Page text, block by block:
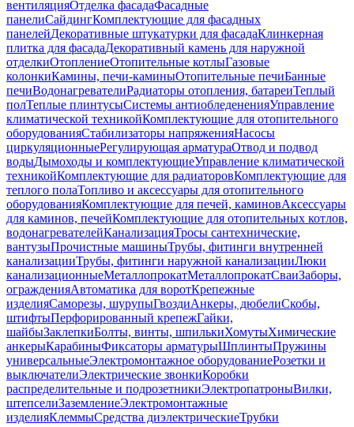
вентиляцияОтделка фасадаФасадные
панелиСайдингКомплектующие для фасадных
панелейДекоративные штукатурки для фасадаКлинкерная
плитка для фасадаДекоративный камень для наружной
отделкиОтоплениеОтопительные котлыГазовые
колонкиКамины, печи-каминыОтопительные печиБанные
печиВодонагревателиРадиаторы отопления, батареиТеплый
полТеплые плинтусыСистемы антиобледененияУправление
климатической техникойКомплектующие для отопительного
оборудованияСтабилизаторы напряженияНасосы
циркуляционныеРегулирующая арматураОтвод и подвод
водыДымоходы и комплектующиеУправление климатической
техникойКомплектующие для радиаторовКомплектующие для
теплого полаТопливо и аксессуары для отопительного
оборудованияКомплектующие для печей, каминовАксессуары
для каминов, печейКомплектующие для отопительных котлов,
водонагревателейКанализацияТросы сантехнические,
вантузыПрочистные машиныТрубы, фитинги внутренней
канализацииТрубы, фитинги наружной канализацииЛюки
канализационныеМеталлопрокатМеталлопрокатСваиЗаборы,
огражденияАвтоматика для воротКрепежные
изделияСаморезы, шурупыГвоздиАнкеры, дюбелиСкобы,
штифтыПерфорированный крепежГайки,
шайбыЗаклепкиБолты, винты, шпилькиХомутыХимические
анкерыКарабиныФиксаторы арматурыШплинтыПружины
универсальныеЭлектромонтажное оборудованиеРозетки и
выключателиЭлектрические звонкиКоробки
распределительные и подрозетникиЭлектропатроныВилки,
штепселиЗаземлениеЭлектромонтажные
изделияКлеммыСредства диэлектрическиеТрубки